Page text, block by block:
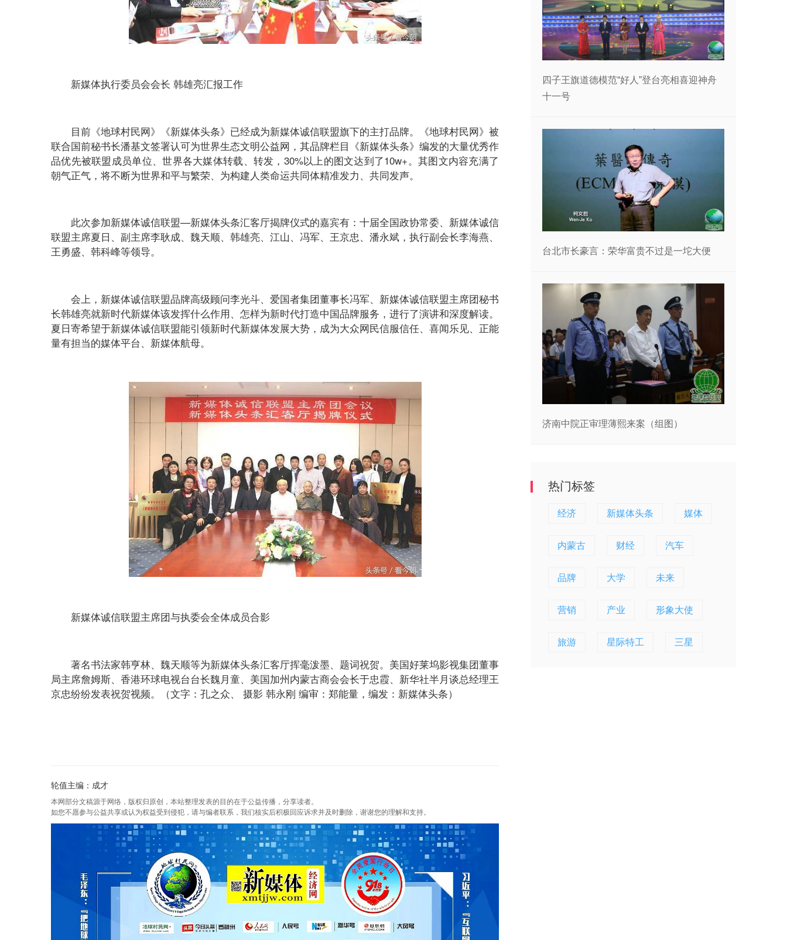
新媒体执行委员会会长 韩雄亮汇报工作
目前《地球村民网》《新媒体头条》已经成为新媒体诚信联盟旗下的主打品牌。《地球村民网》被
联合国前秘书长潘基文签署认可为世界生态文明公益网，其品牌栏目《新媒体头条》编发的大量优秀作
品优先被联盟成员单位、世界各大媒体转载、转发，30%以上的图文达到了10w+。其图文内容充满了
朝气正气，将不断为世界和平与繁荣、为构建人类命运共同体精准发力、共同发声。
此次参加新媒体诚信联盟—新媒体头条汇客厅揭牌仪式的嘉宾有：十届全国政协常委、新媒体诚信
联盟主席夏日、副主席李耿成、魏天顺、韩雄亮、江山、冯军、王京忠、潘永斌，执行副会长李海燕、
王勇盛、韩科峰等领导。
会上，新媒体诚信联盟品牌高级顾问李光斗、爱国者集团董事长冯军、新媒体诚信联盟主席团秘书
长韩雄亮就新时代新媒体该发挥什么作用、怎样为新时代打造中国品牌服务，进行了演讲和深度解读。
夏日寄希望于新媒体诚信联盟能引领新时代新媒体发展大势，成为大众网民信服信任、喜闻乐见、正能
量有担当的媒体平台、新媒体航母。
新媒体诚信联盟主席团与执委会全体成员合影
著名书法家韩亨林、魏天顺等为新媒体头条汇客厅挥毫泼墨、题词祝贺。美国好莱坞影视集团董事
局主席詹姆斯、香港环球电视台台长魏月童、美国加州内蒙古商会会长于忠霞、新华社半月谈总经理王
京忠纷纷发表祝贺视频。（文字：孔之众、 摄影 韩永刚 编审：郑能量，编发：新媒体头条）
轮值主编：成才
本网部分文稿源于网络，版权归原创，本站整理发表的目的在于公益传播，分享读者。
如您不愿参与公益共享或认为权益受到侵犯，请与编者联系，我们核实后积极回应诉求并及时删除，谢谢您的理解和支持。
四子王旗道德模范“好人”登台亮相喜迎神舟
十一号
台北市长豪言：荣华富贵不过是一坨大便
济南中院正审理薄熙来案（组图）
热门标签
经济 新媒体头条 媒体
内蒙古 财经 汽车
品牌 大学 未来
营销 产业 形象大使
旅游 星际特工 三星